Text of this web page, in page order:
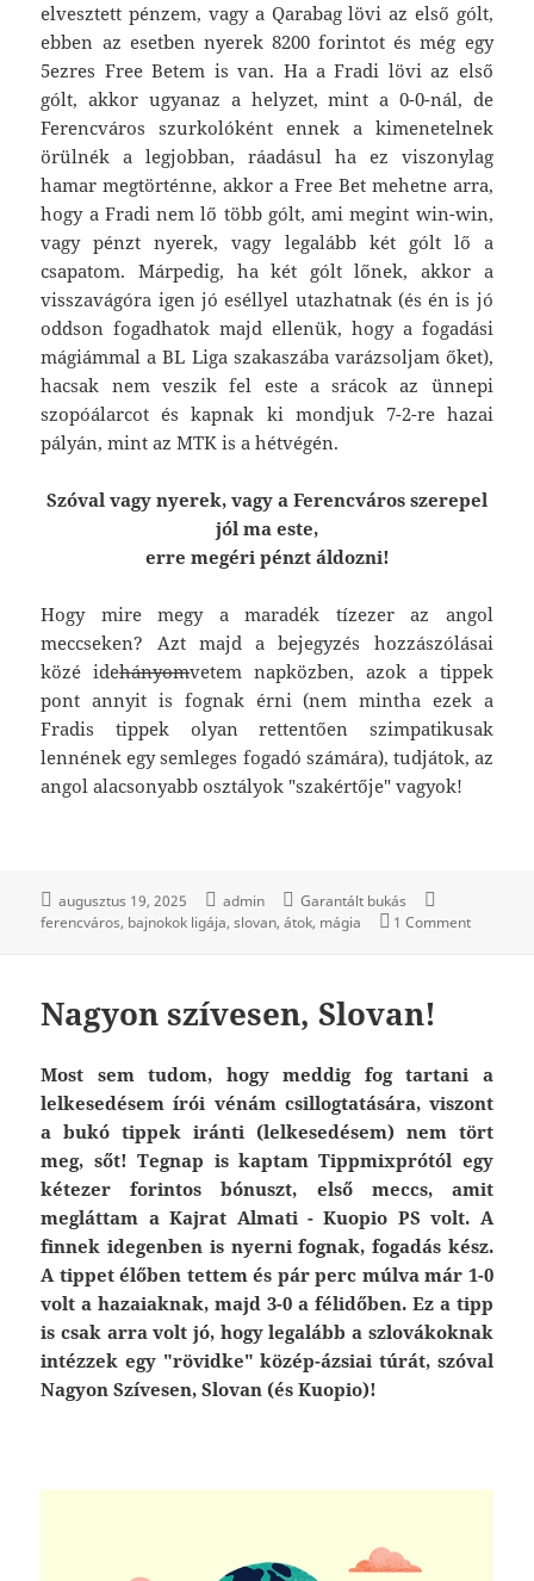
elvesztett pénzem, vagy a Qarabag lövi az első gólt,
ebben az esetben nyerek 8200 forintot és még egy
5ezres Free Betem is van. Ha a Fradi lövi az első
gólt, akkor ugyanaz a helyzet, mint a 0-0-nál, de
Ferencváros szurkolóként ennek a kimenetelnek
örülnék a legjobban, ráadásul ha ez viszonylag
hamar megtörténne, akkor a Free Bet mehetne arra,
hogy a Fradi nem lő több gólt, ami megint win-win,
vagy pénzt nyerek, vagy legalább két gólt lő a
csapatom. Márpedig, ha két gólt lőnek, akkor a
visszavágóra igen jó eséllyel utazhatnak (és én is jó
oddson fogadhatok majd ellenük, hogy a fogadási
mágiámmal a BL Liga szakaszába varázsoljam őket),
hacsak nem veszik fel este a srácok az ünnepi
szopóálarcot és kapnak ki mondjuk 7-2-re hazai
pályán, mint az MTK is a hétvégén.
Szóval vagy nyerek, vagy a Ferencváros szerepel
jól ma este,
erre megéri pénzt áldozni!
Hogy mire megy a maradék tízezer az angol
meccseken? Azt majd a bejegyzés hozzászólásai
közé idehányomvetem napközben, azok a tippek
pont annyit is fognak érni (nem mintha ezek a
Fradis tippek olyan rettentően szimpatikusak
lennének egy semleges fogadó számára), tudjátok, az
angol alacsonyabb osztályok "szakértője" vagyok!
augusztus 19, 2025 admin
Garantált bukás
ferencváros bajnokok ligája slovan átok mágia 1 Comment
Nagyon szívesen, Slovan!
Most sem tudom, hogy meddig fog tartani a
lelkesedésem írói vénám csillogtatására, viszont
a bukó tippek iránti (lelkesedésem) nem tört
meg, sőt! Tegnap is kaptam Tippmixprótól egy
kétezer forintos bónuszt, első meccs, amit
megláttam a Kajrat Almati - Kuopio PS volt. A
finnek idegenben is nyerni fognak, fogadás kész.
A tippet élőben tettem és pár perc múlva már 1-0
volt a hazaiaknak, majd 3-0 a félidőben. Ez a tipp
is csak arra volt jó, hogy legalább a szlovákoknak
intézzek egy "rövidke" közép-ázsiai túrát, szóval
Nagyon Szívesen, Slovan (és Kuopio)!